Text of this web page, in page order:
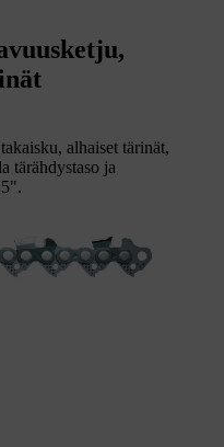
alhaiset tärinät,
tärähdystaso ja